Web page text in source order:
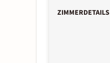
ZIMMERDETAILS